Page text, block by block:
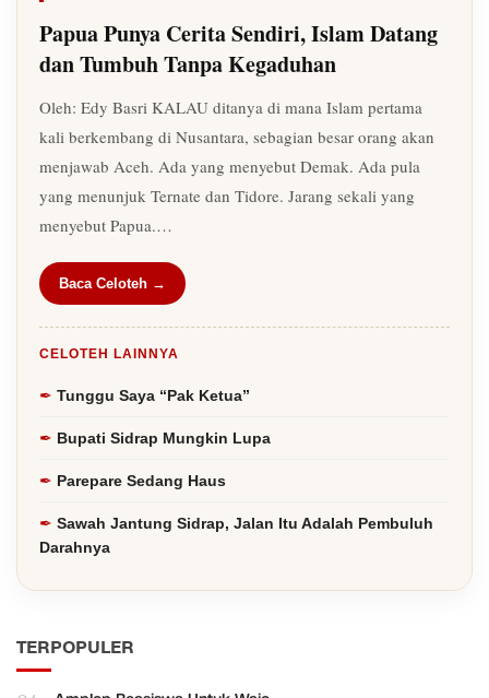
Papua Punya Cerita Sendiri, Islam Datang
dan Tumbuh Tanpa Kegaduhan
Oleh: Edy Basri KALAU ditanya di mana Islam pertama
kali berkembang di Nusantara, sebagian besar orang akan
menjawab Aceh. Ada yang menyebut Demak. Ada pula
yang menunjuk Ternate dan Tidore. Jarang sekali yang
menyebut Papua.…
Baca Celoteh →
CELOTEH LAINNYA
Tunggu Saya “Pak Ketua”
Bupati Sidrap Mungkin Lupa
Parepare Sedang Haus
Sawah Jantung Sidrap, Jalan Itu Adalah Pembuluh
Darahnya
TERPOPULER